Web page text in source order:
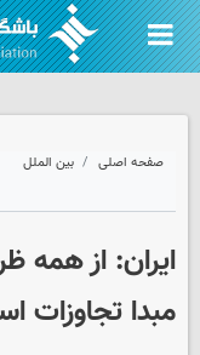
صفحه اصلی بین الملل
ایران: از همه
مبدا تجاوزات